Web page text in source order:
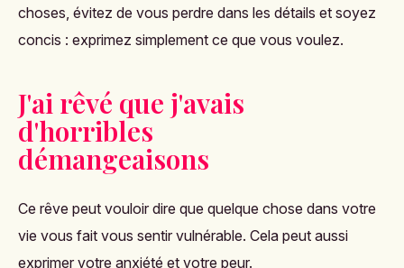
choses, évitez de vous perdre dans les détails et soyez
concis : exprimez simplement ce que vous voulez.
J'ai rêvé que j'avais
d'horribles
démangeaisons
Ce rêve peut vouloir dire que quelque chose dans votre
vie vous fait vous sentir vulnérable. Cela peut aussi
exprimer votre anxiété et votre peur.